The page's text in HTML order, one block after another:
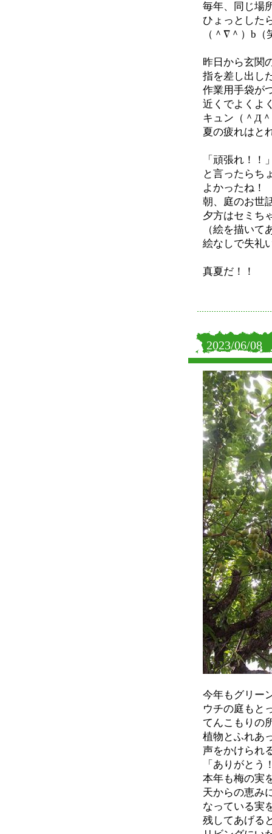
毎年、同じ場
ひょっとした
（＾∇＾）b（
昨日から玄関
指を差し出し
作業用手袋が
近くでよくよ
キュン（＾Д＾
夏の疲れはと
「頑張れ！！
と言ったらち
よかったね！
朝、庭のお世
夕方はセミち
（絵を描い
絵なしで失礼
真夏だ！！
2023/06/08
今年もグリー
ウチの庭もと
てんこもりの
植物とふれあ
声をかけられ
「ありがと
本年も梅の実
天からの恵み
なっている実
残してあげる